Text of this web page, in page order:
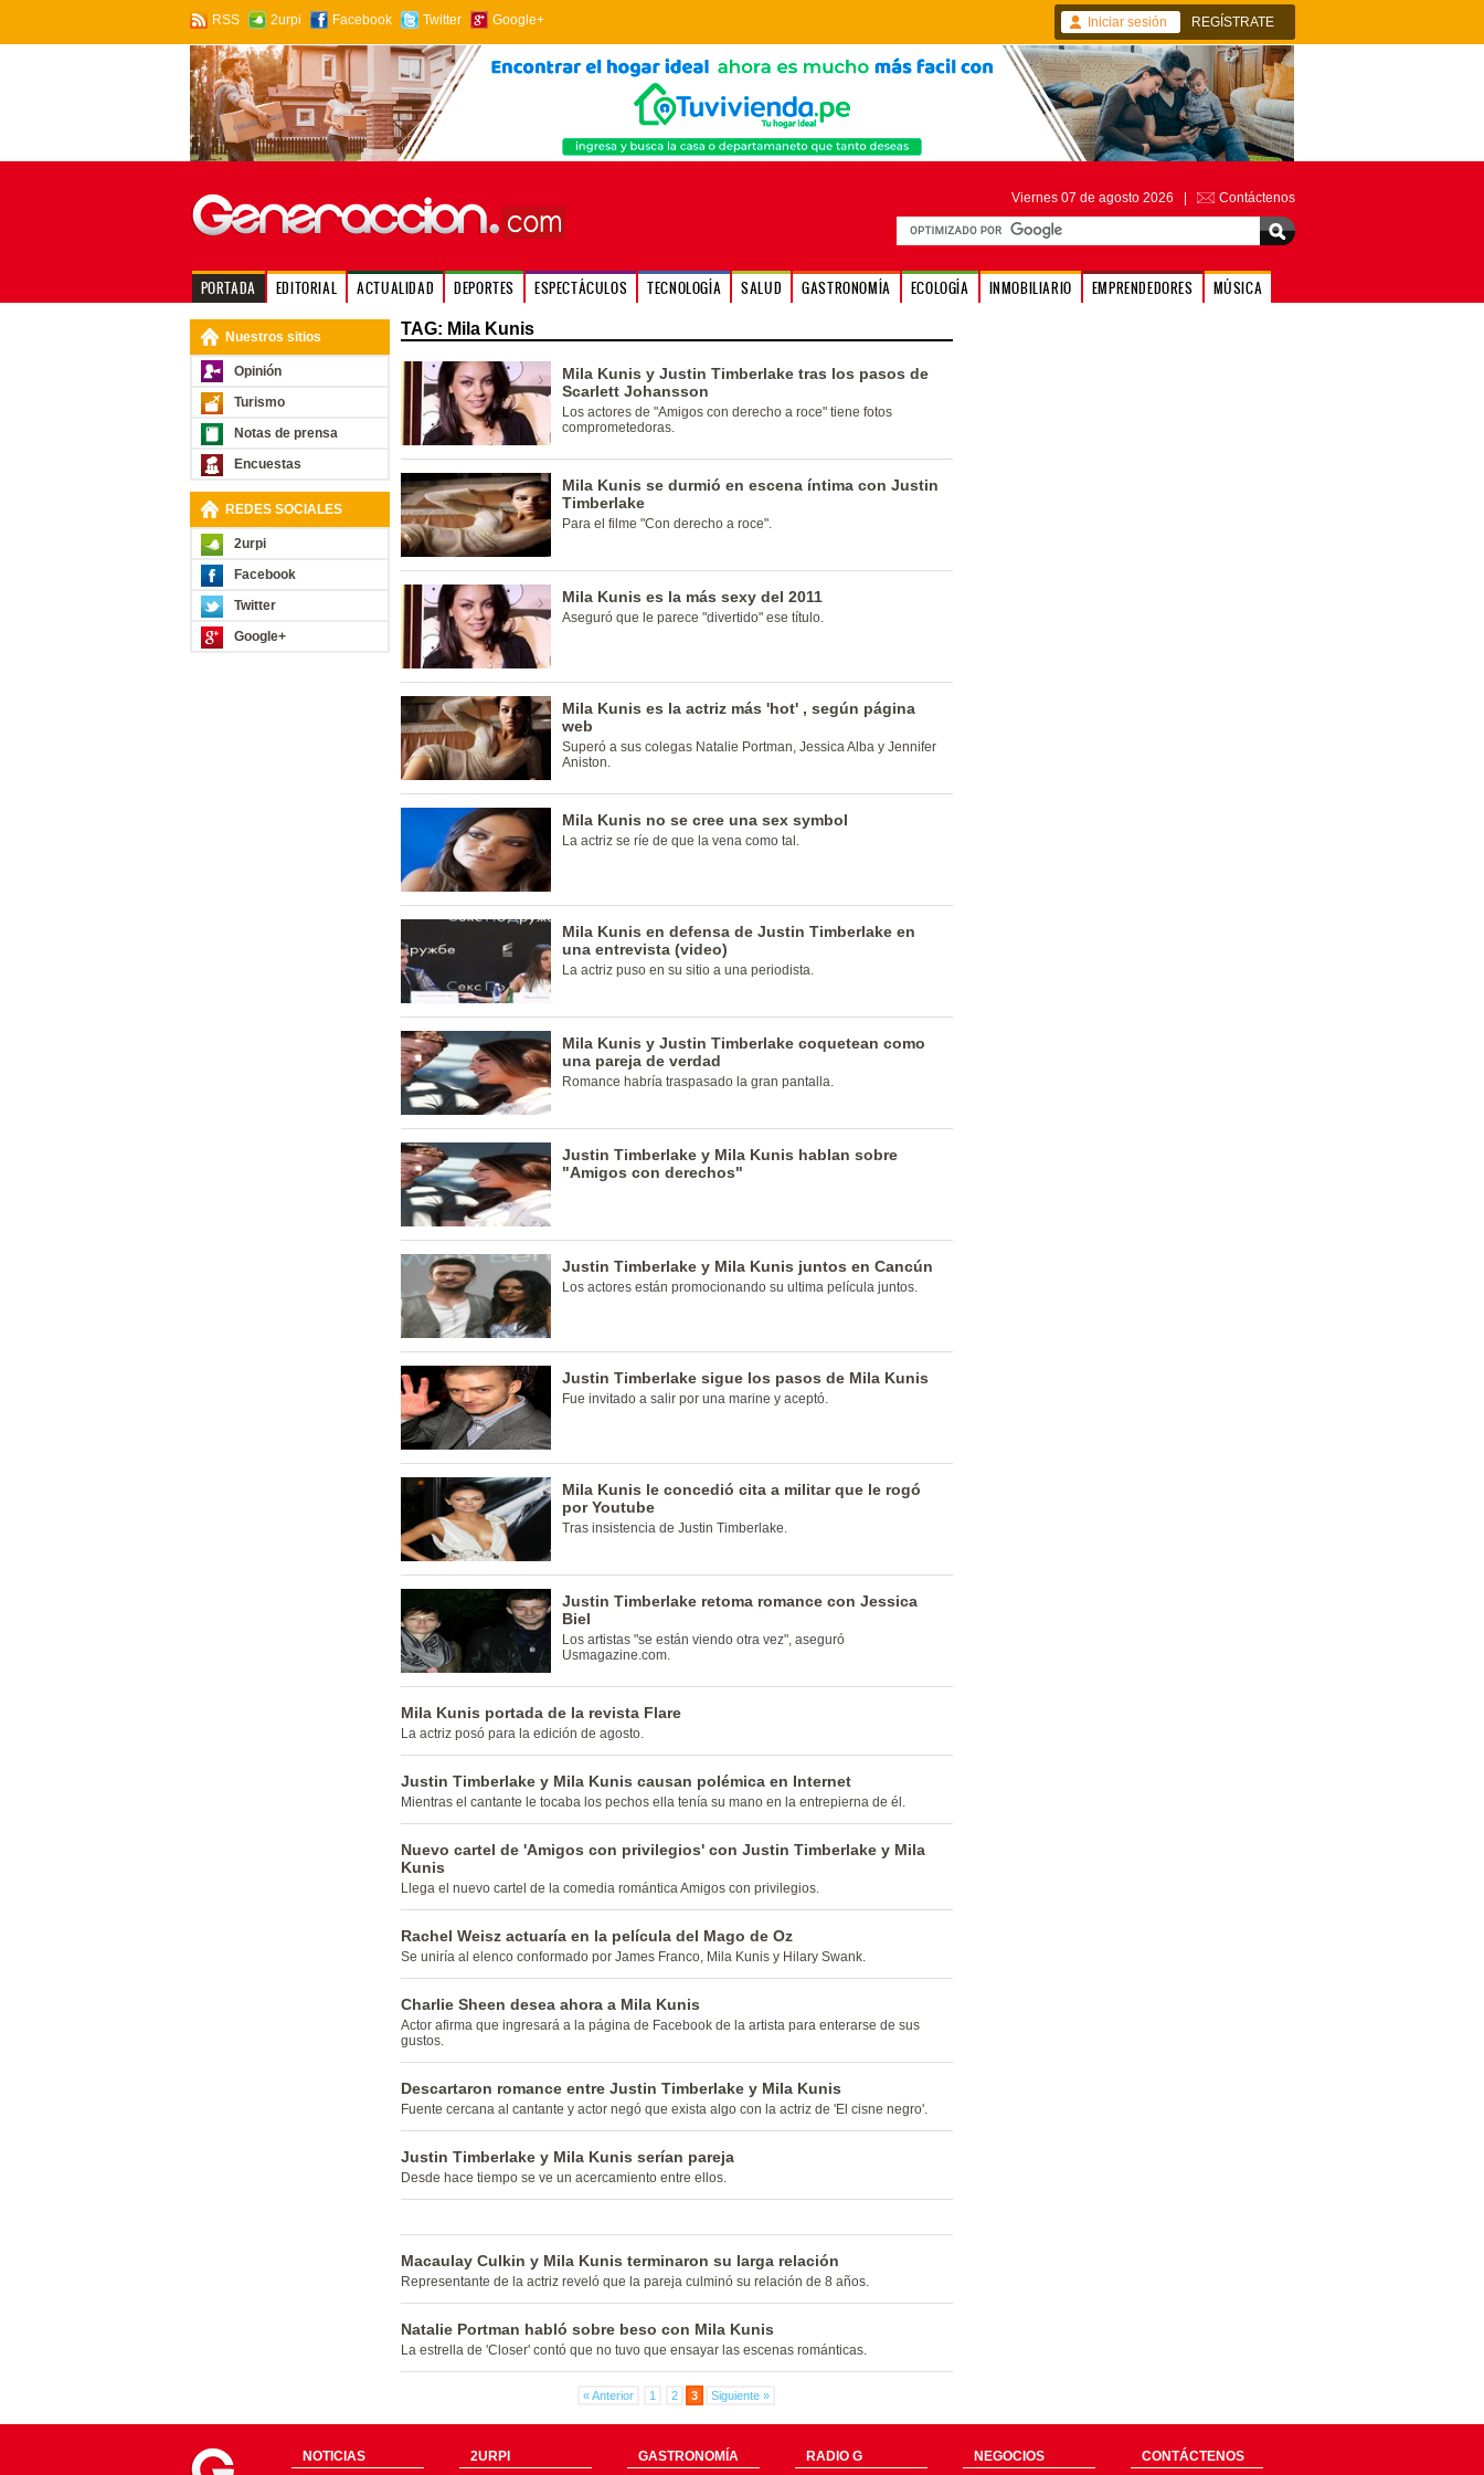
RSS 2urpi Facebook Twitter Google+ Iniciar sesión REGÍSTRATE
Viernes 07 de agosto 2026 | Contáctenos
PORTADA EDITORIAL ACTUALIDAD DEPORTES ESPECTÁCULOS TECNOLOGÍA SALUD GASTRONOMÍA ECOLOGÍA INMOBILIARIO EMPRENDEDORES MÚSICA
Nuestros sitios
Opinión
Turismo
Notas de prensa
Encuestas
REDES SOCIALES
2urpi
Facebook
Twitter
Google+
TAG: Mila Kunis
Mila Kunis y Justin Timberlake tras los pasos de
Scarlett Johansson
Los actores de "Amigos con derecho a roce" tiene fotos
comprometedoras.
Mila Kunis se durmió en escena íntima con Justin
Timberlake
Para el filme "Con derecho a roce".
Mila Kunis es la más sexy del 2011
Aseguró que le parece "divertido" ese título.
Mila Kunis es la actriz más 'hot' , según página
web
Superó a sus colegas Natalie Portman, Jessica Alba y Jennifer
Aniston.
Mila Kunis no se cree una sex symbol
La actriz se ríe de que la vena como tal.
Mila Kunis en defensa de Justin Timberlake en
una entrevista (video)
La actriz puso en su sitio a una periodista.
Mila Kunis y Justin Timberlake coquetean como
una pareja de verdad
Romance habría traspasado la gran pantalla.
Justin Timberlake y Mila Kunis hablan sobre
"Amigos con derechos"
Justin Timberlake y Mila Kunis juntos en Cancún
Los actores están promocionando su ultima película juntos.
Justin Timberlake sigue los pasos de Mila Kunis
Fue invitado a salir por una marine y aceptó.
Mila Kunis le concedió cita a militar que le rogó
por Youtube
Tras insistencia de Justin Timberlake.
Justin Timberlake retoma romance con Jessica
Biel
Los artistas "se están viendo otra vez", aseguró
Usmagazine.com.
Mila Kunis portada de la revista Flare
La actriz posó para la edición de agosto.
Justin Timberlake y Mila Kunis causan polémica en Internet
Mientras el cantante le tocaba los pechos ella tenía su mano en la entrepierna de él.
Nuevo cartel de 'Amigos con privilegios' con Justin Timberlake y Mila
Kunis
Llega el nuevo cartel de la comedia romántica Amigos con privilegios.
Rachel Weisz actuaría en la película del Mago de Oz
Se uniría al elenco conformado por James Franco, Mila Kunis y Hilary Swank.
Charlie Sheen desea ahora a Mila Kunis
Actor afirma que ingresará a la página de Facebook de la artista para enterarse de sus
gustos.
Descartaron romance entre Justin Timberlake y Mila Kunis
Fuente cercana al cantante y actor negó que exista algo con la actriz de 'El cisne negro'.
Justin Timberlake y Mila Kunis serían pareja
Desde hace tiempo se ve un acercamiento entre ellos.
Macaulay Culkin y Mila Kunis terminaron su larga relación
Representante de la actriz reveló que la pareja culminó su relación de 8 años.
Natalie Portman habló sobre beso con Mila Kunis
La estrella de 'Closer' contó que no tuvo que ensayar las escenas románticas.
« Anterior 1 2 3 Siguiente »
NOTICIAS
2URPI
GASTRONOMÍA
RADIO G
NEGOCIOS
CONTÁCTENOS